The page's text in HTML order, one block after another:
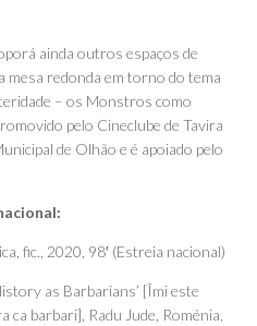
ainda outros espaços de
mesa redonda em torno do tema
– os Monstros como
pelo Cineclube de Tavira
de Olhão e é apoiado pelo
fic., 2020, 98′ (Estreia nacional)
as Barbarians’ [Îmi este
barbari], Radu Jude, Roménia,